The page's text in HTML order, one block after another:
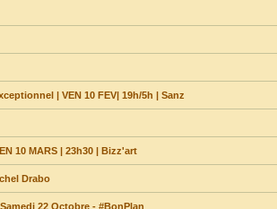
| VEN 10 FEV| 19h/5h | Sanz
10 MARS | 23h30 | Bizz'art
Drabo
22 Octobre - #BonPlan